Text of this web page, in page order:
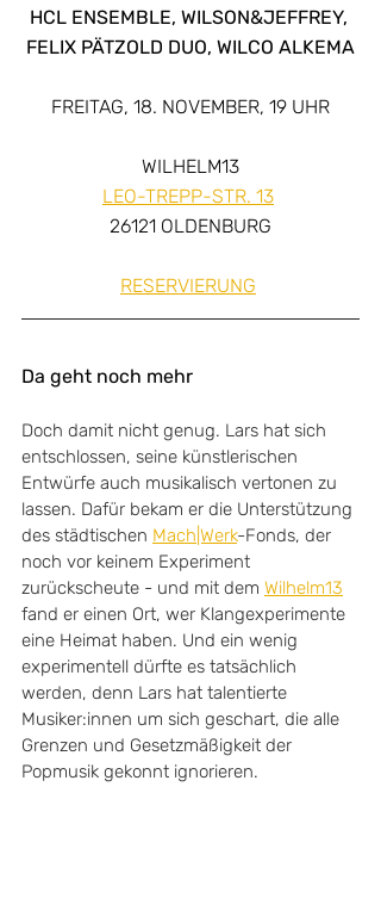
HCL ENSEMBLE, WILSON&JEFFREY,
FELIX PÄTZOLD DUO, WILCO ALKEMA
FREITAG, 18. NOVEMBER, 19 UHR
WILHELM13
LEO-TREPP-STR. 13
26121 OLDENBURG
RESERVIERUNG
Da geht noch mehr
Doch damit nicht genug. Lars hat sich
entschlossen, seine künstlerischen
Entwürfe auch musikalisch vertonen zu
lassen. Dafür bekam er die Unterstützung
des städtischen Mach|Werk-Fonds, der
noch vor keinem Experiment
zurückscheute - und mit dem Wilhelm13
fand er einen Ort, wer Klangexperimente
eine Heimat haben. Und ein wenig
experimentell dürfte es tatsächlich
werden, denn Lars hat talentierte
Musiker:innen um sich geschart, die alle
Grenzen und Gesetzmäßigkeit der
Popmusik gekonnt ignorieren.